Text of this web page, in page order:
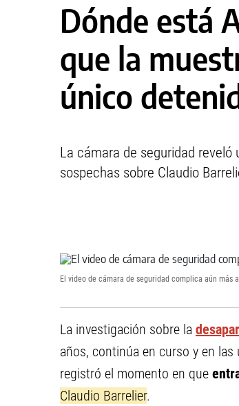
Dónde está
que la
único
La cámara de seguridad
sospechas sobre Claudio
El video de cámara de seguridad complica aún más
La investigación sobre la
años, continúa en curso y en
registró el momento en que
Claudio Barrelier.